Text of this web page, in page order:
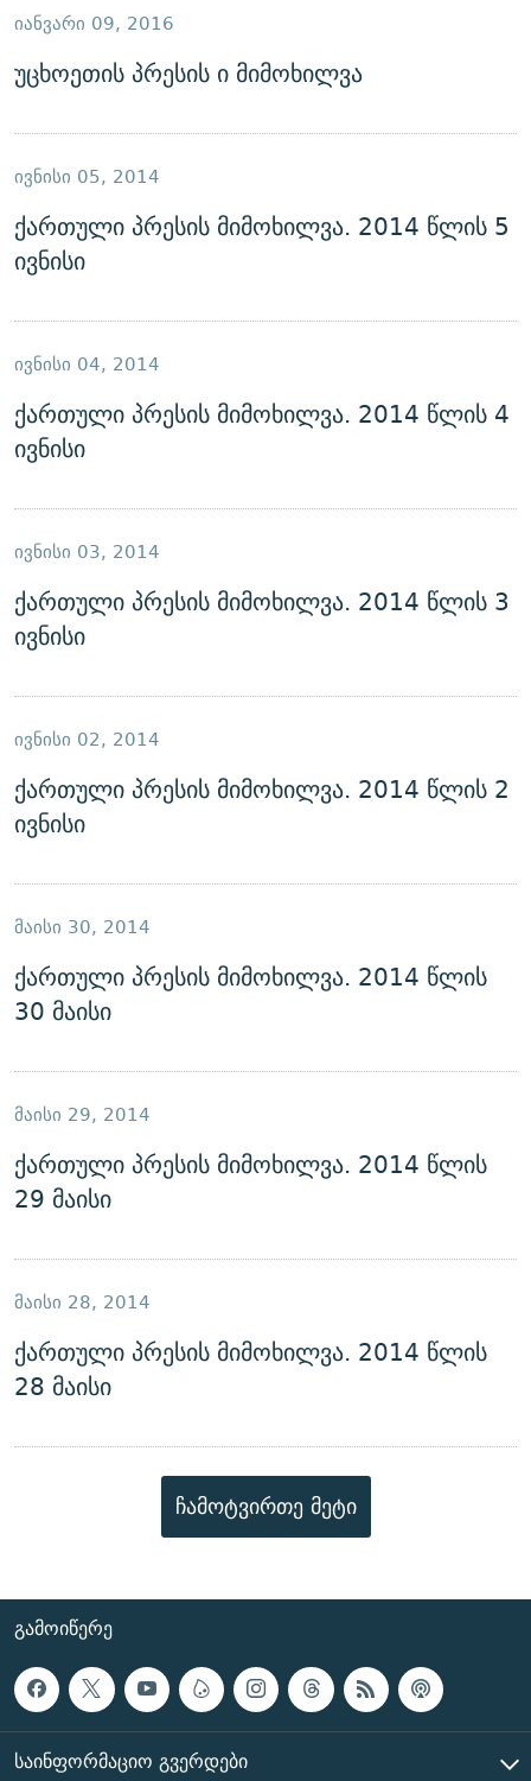
ᲘᲐᲜᲕᲐᲠᲘ 09, 2016
უცხოეთის პრესის ი მიმოხილვა
ᲘᲕᲜᲘᲡᲘ 05, 2014
ქართული პრესის მიმოხილვა. 2014 წლის 5
ივნისი
ᲘᲕᲜᲘᲡᲘ 04, 2014
ქართული პრესის მიმოხილვა. 2014 წლის 4
ივნისი
ᲘᲕᲜᲘᲡᲘ 03, 2014
ქართული პრესის მიმოხილვა. 2014 წლის 3
ივნისი
ᲘᲕᲜᲘᲡᲘ 02, 2014
ქართული პრესის მიმოხილვა. 2014 წლის 2
ივნისი
ᲛᲐᲘᲡᲘ 30, 2014
ქართული პრესის მიმოხილვა. 2014 წლის
30 მაისი
ᲛᲐᲘᲡᲘ 29, 2014
ქართული პრესის მიმოხილვა. 2014 წლის
29 მაისი
ᲛᲐᲘᲡᲘ 28, 2014
ქართული პრესის მიმოხილვა. 2014 წლის
28 მაისი
ჩამოტვირთე მეტი
ᲒᲐᲛᲝᲘᲬᲔᲠᲔ
ᲡᲐᲘᲜᲤᲝᲠᲛᲐᲪᲘᲝ ᲒᲕᲔᲠᲓᲔᲑᲘ